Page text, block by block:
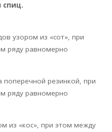
узором из «сот», при
ряду равномерно
поперечной резинкой, при
ряду равномерно
из «кос», при этом между